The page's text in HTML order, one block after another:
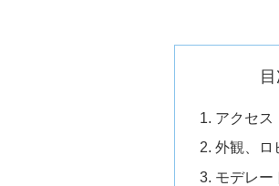
アクセス
外観、ロ
モデレー